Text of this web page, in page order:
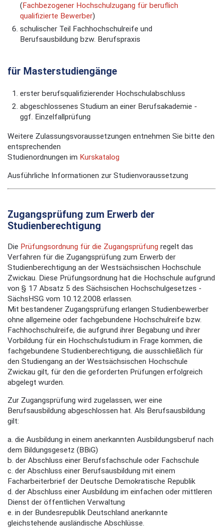
(Fachbezogener Hochschulzugang für beruflich
qualifizierte Bewerber)
schulischer Teil Fachhochschulreife und
Berufsausbildung bzw. Berufspraxis
für Masterstudiengänge
erster berufsqualifizierender Hochschulabschluss
abgeschlossenes Studium an einer Berufsakademie -
ggf. Einzelfallprüfung
Weitere Zulassungsvoraussetzungen entnehmen Sie bitte den
entsprechenden
Studienordnungen im Kurskatalog
Ausführliche Informationen zur Studienvoraussetzung
Zugangsprüfung zum Erwerb der
Studienberechtigung
Die Prüfungsordnung für die Zugangsprüfung regelt das
Verfahren für die Zugangsprüfung zum Erwerb der
Studienberechtigung an der Westsächsischen Hochschule
Zwickau. Diese Prüfungsordnung hat die Hochschule aufgrund
von § 17 Absatz 5 des Sächsischen Hochschulgesetzes -
SächsHSG vom 10.12.2008 erlassen.
Mit bestandener Zugangsprüfung erlangen Studienbewerber
ohne allgemeine oder fachgebundene Hochschulreife bzw.
Fachhochschulreife, die aufgrund ihrer Begabung und ihrer
Vorbildung für ein Hochschulstudium in Frage kommen, die
fachgebundene Studienberechtigung, die ausschließlich für
den Studiengang an der Westsächsischen Hochschule
Zwickau gilt, für den die geforderten Prüfungen erfolgreich
abgelegt wurden.
Zur Zugangsprüfung wird zugelassen, wer eine
Berufsausbildung abgeschlossen hat. Als Berufsausbildung
gilt:
a. die Ausbildung in einem anerkannten Ausbildungsberuf nach
dem Bildungsgesetz (BBiG)
b. der Abschluss einer Berufsfachschule oder Fachschule
c. der Abschluss einer Berufsausbildung mit einem
Facharbeiterbrief der Deutsche Demokratische Republik
d. der Abschluss einer Ausbildung im einfachen oder mittleren
Dienst der öffentlichen Verwaltung
e. in der Bundesrepublik Deutschland anerkannte
gleichstehende ausländische Abschlüsse.